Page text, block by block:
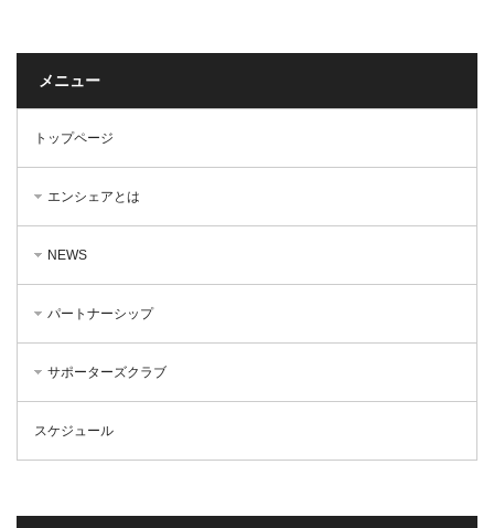
メニュー
トップページ
エンシェアとは
NEWS
パートナーシップ
サポーターズクラブ
スケジュール